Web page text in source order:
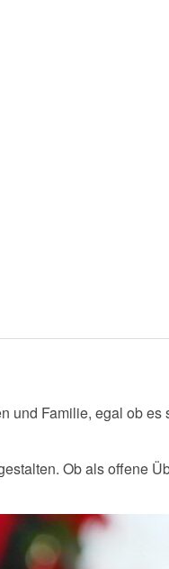
und Familie, egal ob
Ob als offene